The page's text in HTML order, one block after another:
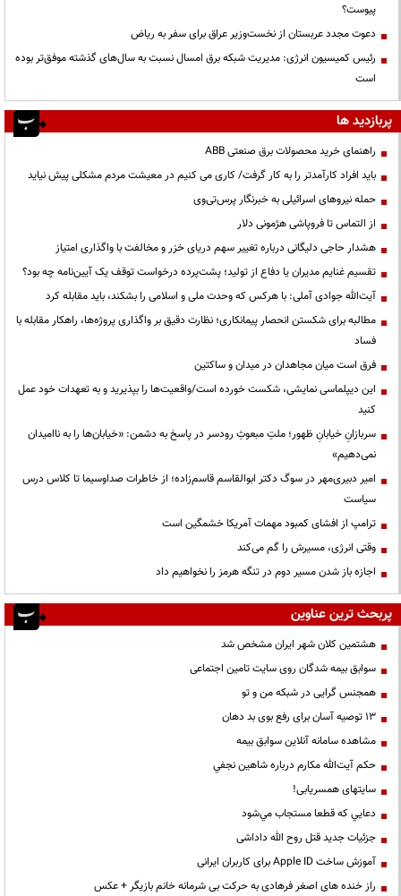
پیوست؟
دعوت مجدد عربستان از نخست‌وزیر عراق برای سفر به ریاض
رئیس کمیسیون انرژی: مدیریت شبکه برق امسال نسبت به سال‌های گذشته موفق‌تر بوده
است
پربازدید ها
راهنمای خرید محصولات برق صنعتی ABB
باید افراد کارآمدتر را به کار گرفت/ کاری می کنیم در معیشت مردم مشکلی پیش نیاید
حمله نیروهای اسرائیلی به خبرنگار پرس‌تی‌وی
از التماس تا فروپاشی هژمونی دلار
هشدار حاجی دلیگانی درباره تغییر سهم دریای خزر و مخالفت با واگذاری امتیاز
تقسیم غنایم مدیران یا دفاع از تولید؛ پشت‌پرده درخواست توقف یک آیین‌نامه چه بود؟
آیت‌الله جوادی آملی: با هرکس که وحدت ملی و اسلامی را بشکند، باید مقابله کرد
مطالبه برای شکستن انحصار پیمانکاری؛ نظارت دقیق بر واگذاری پروژه‌ها، راهکار مقابله با
فساد
فرق است میان مجاهدان در میدان و ساکتین
این دیپلماسی نمایشی، شکست خورده است/واقعیت‌ها را بپذیرید و به تعهدات خود عمل
کنید
سربازانِ خیابانِ ظهور؛ ملتِ مبعوثِ رودسر در پاسخ به دشمن: «خیابان‌ها را به ناامیدان
نمی‌دهیم»
امیر دبیری‌مهر در سوگ دکتر ابوالقاسم قاسم‌زاده؛ از خاطرات صداوسیما تا کلاس درس
سیاست
ترامپ از افشای کمبود مهمات آمریکا خشمگین است
وقتی انرژی، مسیرش را گم می‌کند
اجازه باز شدن مسیر دوم در تنگه هرمز را نخواهیم داد
پربحث ترین عناوین
هشتمین کلان شهر ایران مشخص شد
سوابق بیمه شدگان روی سایت تامین اجتماعی
همجنس گرایی در شبکه من و تو
13 توصیه آسان برای رفع بوی بد دهان
مشاهده سامانه آنلاين سوابق بیمه
حكم آيت‌الله مكارم درباره شاهين نجفي
سایتهای همسریابی!
دعايي كه قطعا مستجاب مي‌شود
جزئیات جدید قتل روح الله داداشی
آموزش ساخت Apple ID برای کاربران ایرانی
راز خنده های اصغر فرهادی به حرکت بی شرمانه خانم بازیگر + عکس